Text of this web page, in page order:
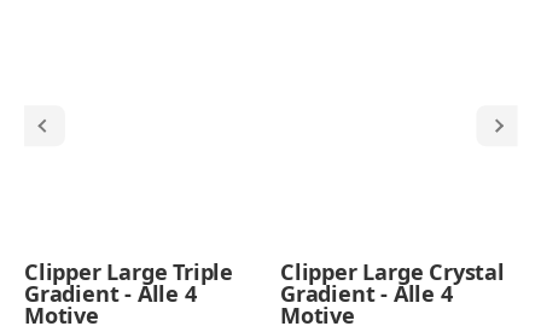
Clipper Large Triple
Gradient - Alle 4
Motive
Clipper Large Crystal
Gradient - Alle 4
Motive